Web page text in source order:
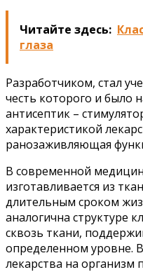
Читайте здесь:
глаза
Разработчиком, стал
честь которого и было
антисептик –
характеристикой
ранозаживляющая
В современной
изготавливается из
длительным сроком
аналогична структуре
сквозь ткани,
определенном уровне.
лекарства на организм